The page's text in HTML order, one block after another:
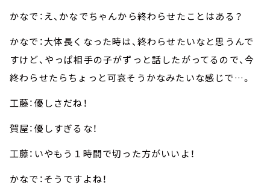
かなで：え、かなでちゃんから終わらせたことはある？
かなで：大体長くなった時は、終わらせたいなと思うんで
すけど、やっぱ相手の子がずっと話したがってるので、今
終わらせたらちょっと可哀そうかなみたいな感じで…。
工藤：優しさだね！
賀屋：優しすぎるな！
工藤：いやもう１時間で切った方がいいよ！
かなで：そうですよね！